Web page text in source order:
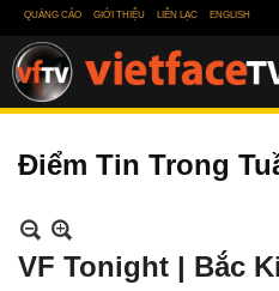
QUẢNG CÁO GIỚI THIỆU LIÊN LẠC ENGLISH
Điểm Tin Trong
VF Tonight | Bắc